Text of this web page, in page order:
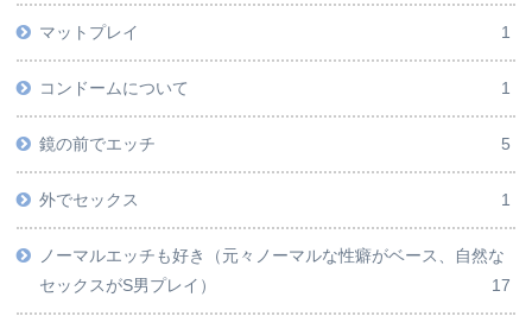
マットプレイ 1
コンドームについて 1
鏡の前でエッチ 5
外でセックス 1
ノーマルエッチも好き（元々ノーマルな性癖がベース、自然な
セックスがS男プレイ）
17